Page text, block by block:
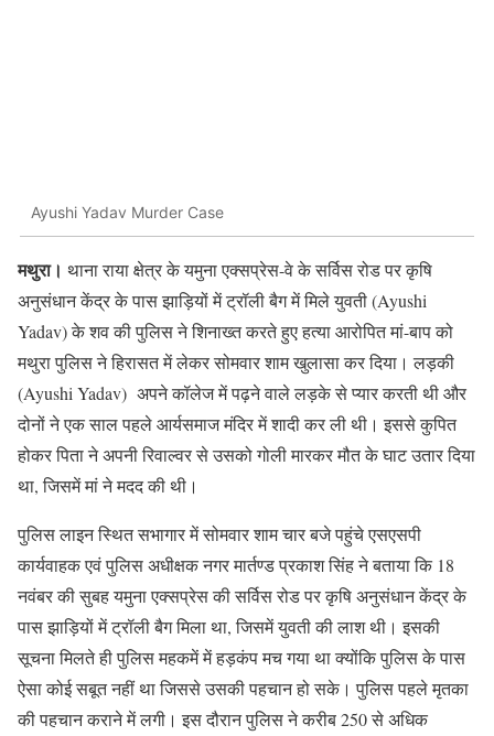
Ayushi Yadav Murder Case
मथुरा। थाना राया क्षेत्र के यमुना एक्सप्रेस-वे के सर्विस रोड पर कृषि
अनुसंधान केंद्र के पास झाड़ियों में ट्रॉली बैग में मिले युवती (Ayushi
Yadav) के शव की पुलिस ने शिनाख्त करते हुए हत्या आरोपित मां-बाप को
मथुरा पुलिस ने हिरासत में लेकर सोमवार शाम खुलासा कर दिया। लड़की
(Ayushi Yadav) अपने कॉलेज में पढ़ने वाले लड़के से प्यार करती थी और
दोनों ने एक साल पहले आर्यसमाज मंदिर में शादी कर ली थी। इससे कुपित
होकर पिता ने अपनी रिवाल्वर से उसको गोली मारकर मौत के घाट उतार दिया
था, जिसमें मां ने मदद की थी।
पुलिस लाइन स्थित सभागार में सोमवार शाम चार बजे पहुंचे एसएसपी
कार्यवाहक एवं पुलिस अधीक्षक नगर मार्तण्ड प्रकाश सिंह ने बताया कि 18
नवंबर की सुबह यमुना एक्सप्रेस की सर्विस रोड पर कृषि अनुसंधान केंद्र के
पास झाड़ियों में ट्रॉली बैग मिला था, जिसमें युवती की लाश थी। इसकी
सूचना मिलते ही पुलिस महकमें में हड़कंप मच गया था क्योंकि पुलिस के पास
ऐसा कोई सबूत नहीं था जिससे उसकी पहचान हो सके। पुलिस पहले मृतका
की पहचान कराने में लगी। इस दौरान पुलिस ने करीब 250 से अधिक